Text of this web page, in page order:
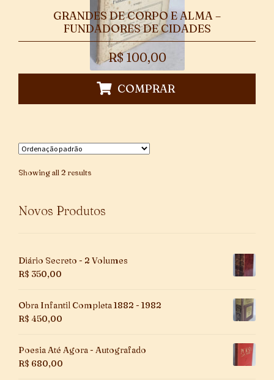
GRANDES DE CORPO E ALMA –
FUNDADORES DE CIDADES
R$100,00
COMPRAR
Showing all 2 results
Novos Produtos
Diário Secreto - 2 Volumes
R$ 350,00
Obra Infantil Completa 1882 - 1982
R$ 450,00
Poesia Até Agora - Autografado
R$ 680,00